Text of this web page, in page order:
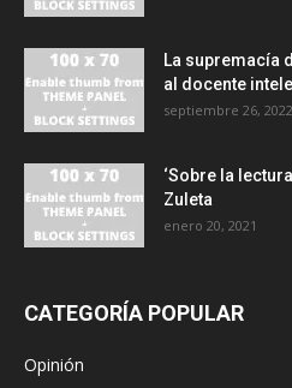
La supremacía
al docente
septiembre 26, 2022
‘Sobre la
Zuleta
enero 20, 2021
CATEGORÍA POPULAR
Opinión